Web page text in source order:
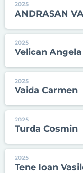
2025
ANDRASAN
2025
Velican Angela
2025
Vaida Carmen
2025
Turda Cosmin
2025
Tene Ioan